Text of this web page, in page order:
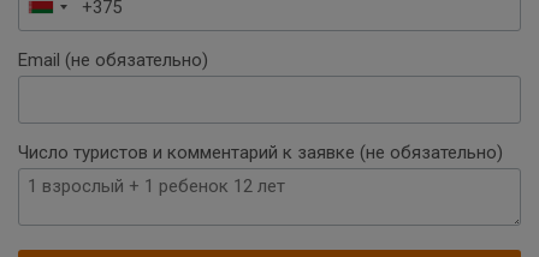
Беларусь
+375
Email (не обязательно)
Число туристов и комментарий к заявке (не обязательно)